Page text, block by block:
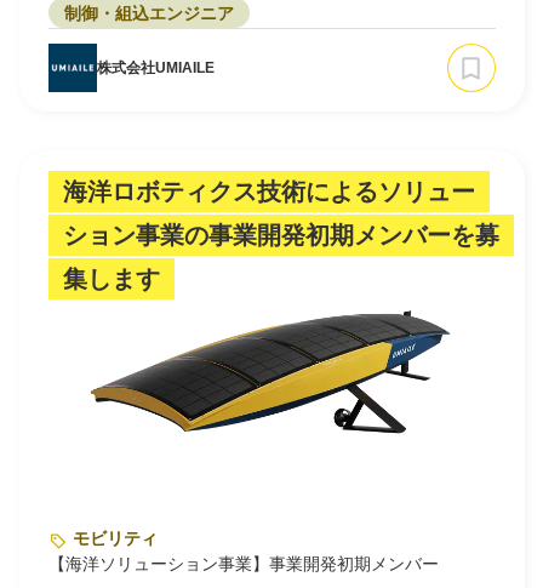
制御・組込エンジニア
株式会社UMIAILE
海洋ロボティクス技術によるソリュー
ション事業の事業開発初期メンバーを募
集します
モビリティ
【海洋ソリューション事業】事業開発初期メンバー